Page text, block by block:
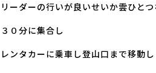
リーダーの行いが良いせいか雲ひと
３０分に集合し
レンタカーに乗車し登山口まで移動